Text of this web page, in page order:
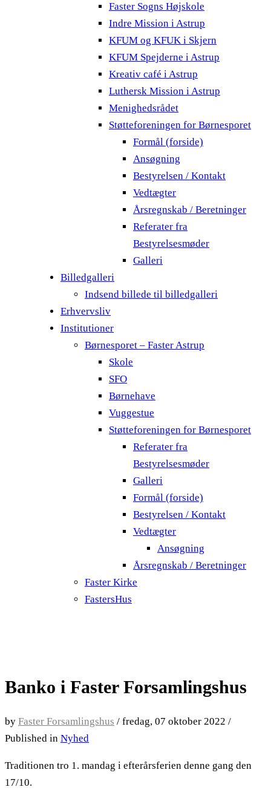
Faster Sogns Højskole
Indre Mission i Astrup
KFUM og KFUK i Skjern
KFUM Spejderne i Astrup
Kreativ café i Astrup
Luthersk Mission i Astrup
Menighedsrådet
Støtteforeningen for Børnesporet
Formål (forside)
Ansøgning
Bestyrelsen / Kontakt
Vedtægter
Årsregnskab / Beretninger
Referater fra
Bestyrelsesmøder
Galleri
Billedgalleri
Indsend billede til billedgalleri
Erhvervsliv
Institutioner
Børnesporet – Faster Astrup
Skole
SFO
Børnehave
Vuggestue
Støtteforeningen for Børnesporet
Referater fra
Bestyrelsesmøder
Galleri
Formål (forside)
Bestyrelsen / Kontakt
Vedtægter
Ansøgning
Årsregnskab / Beretninger
Faster Kirke
FastersHus
Banko i Faster Forsamlingshus
by Faster Forsamlingshus / fredag, 07 oktober 2022 /
Published in Nyhed
Traditionen tro 1. mandag i efterårsferien denne gang den
17/10.